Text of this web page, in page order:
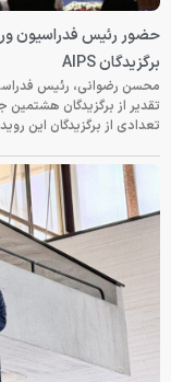
حضور رئیس فدراسیون
برگزیدگان AIPS
محسن رضوانی، رئیس
تعدادی از برگزیدگان این